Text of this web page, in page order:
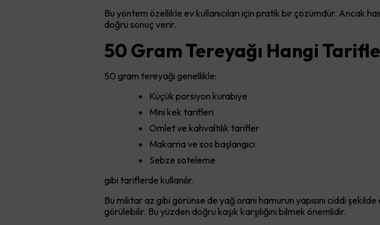
Bu yöntem özellikle ev kullanıcıları için pratik bir çözümdür. Ancak
doğru sonuç verir.
50 Gram Tereyağı Hangi
50 gram tereyağı genellikle:
Küçük porsiyon kurabiye
Mini kek tarifleri
Omlet ve kahvaltılık tarifler
Makarna ve sos başlangıcı
Sebze soteleme
gibi tariflerde kullanılır.
Bu miktar az gibi görünse de yağ oranı hamurun yapısını ciddi
görülebilir. Bu yüzden doğru kaşık karşılığını bilmek önemlidir.